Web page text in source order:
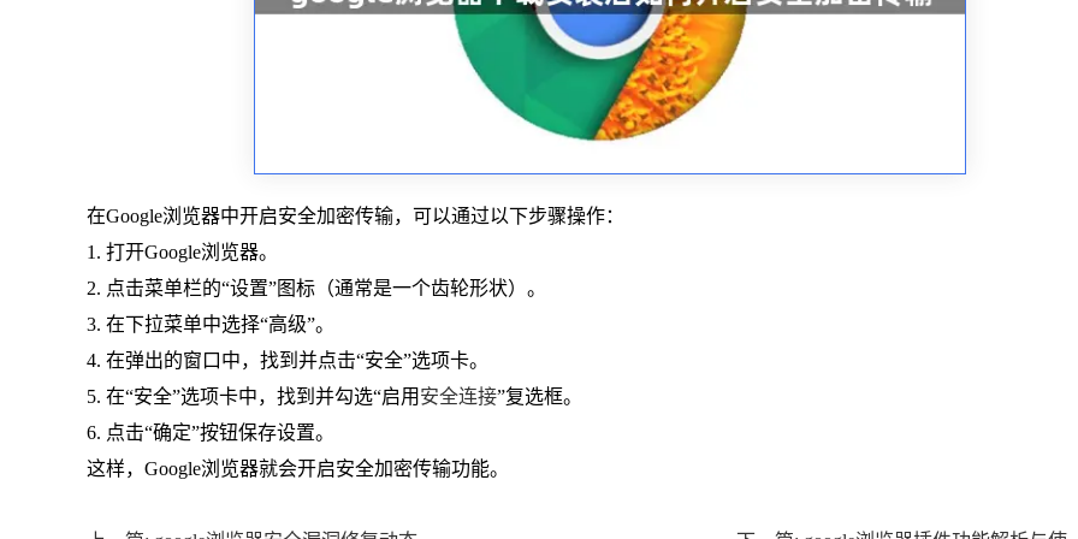
在Google浏览器中开启安全加密传输，可以通过以下步骤操作：
1. 打开Google浏览器。
2. 点击菜单栏的“设置”图标（通常是一个齿轮形状）。
3. 在下拉菜单中选择“高级”。
4. 在弹出的窗口中，找到并点击“安全”选项卡。
5. 在“安全”选项卡中，找到并勾选“启用 安全连接”复选框。
6. 点击“确定”按钮保存设置。
这样，Google浏览器就会开启安全加密传输功能。